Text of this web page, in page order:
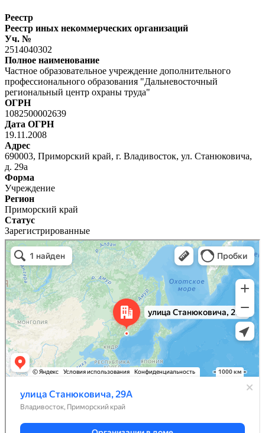
Реестр
Реестр иных некоммерческих организаций
Уч. №
2514040302
Полное наименование
Частное образовательное учреждение дополнительного
профессионального образования "Дальневосточный
региональный центр охраны труда"
ОГРН
1082500002639
Дата ОГРН
19.11.2008
Адрес
690003, Приморский край, г. Владивосток, ул. Станюковича,
д. 29а
Форма
Учреждение
Регион
Приморский край
Статус
Зарегистрированные